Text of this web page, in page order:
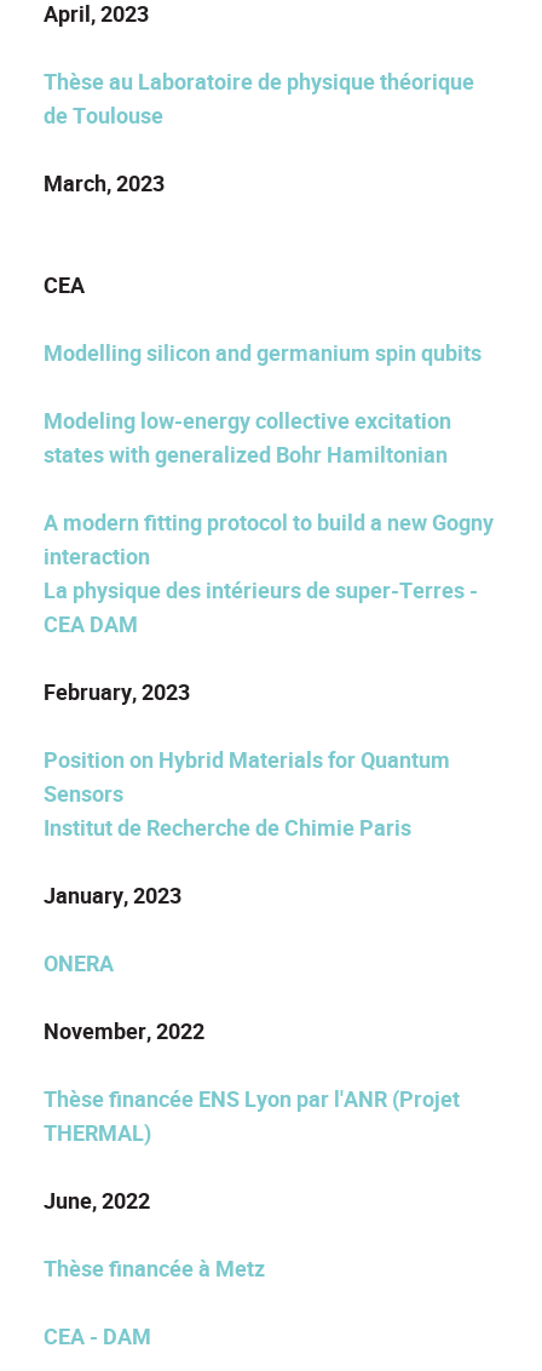
April, 2023
Thèse au Laboratoire de physique théorique
de Toulouse
March, 2023
CEA
Modelling silicon and germanium spin qubits
Modeling low-energy collective excitation
states with generalized Bohr Hamiltonian
A modern fitting protocol to build a new Gogny
interaction
La physique des intérieurs de super-Terres -
CEA DAM
February, 2023
Position on Hybrid Materials for Quantum
Sensors
Institut de Recherche de Chimie Paris
January, 2023
ONERA
November, 2022
Thèse financée ENS Lyon par l'ANR (Projet
THERMAL)
June, 2022
Thèse financée à Metz
CEA - DAM